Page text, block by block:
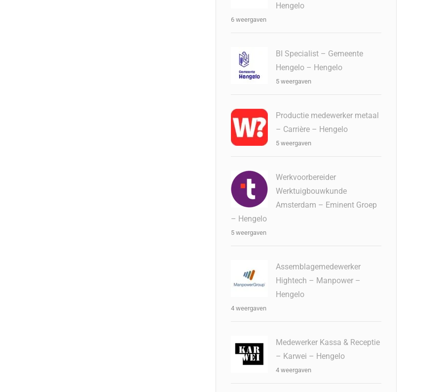
Hengelo
6 weergaven
BI Specialist – Gemeente
Hengelo – Hengelo
5 weergaven
Productie medewerker metaal
– Carrière – Hengelo
5 weergaven
Werkvoorbereider
Werktuigbouwkunde
Amsterdam – Eminent Groep
– Hengelo
5 weergaven
Assemblagemedewerker
Hightech – Manpower –
Hengelo
4 weergaven
Medewerker Kassa & Receptie
– Karwei – Hengelo
4 weergaven